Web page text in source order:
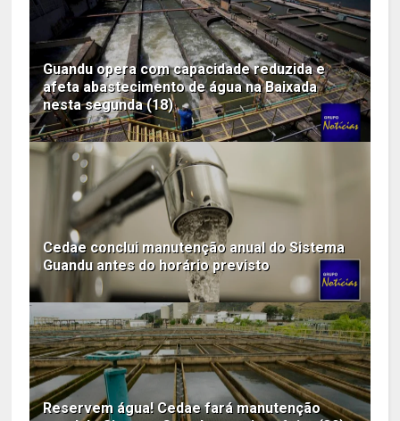
Guandu opera com capacidade reduzida e
afeta abastecimento de água na Baixada
nesta segunda (18)
Cedae conclui manutenção anual do Sistema
Guandu antes do horário previsto
Reservem água! Cedae fará manutenção